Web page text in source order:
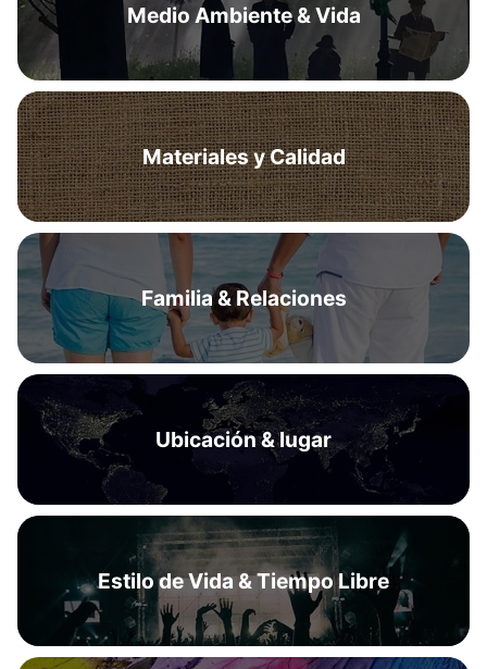
Medio Ambiente & Vida
Materiales y Calidad
Familia & Relaciones
Ubicación & lugar
Estilo de Vida & Tiempo Libre